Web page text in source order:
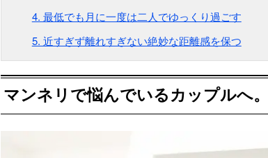
4. 最低でも月に一度は二人でゆっくり過ごす
5. 近すぎず離れすぎない絶妙な距離感を保つ
マンネリで悩んでいるカップルへ。